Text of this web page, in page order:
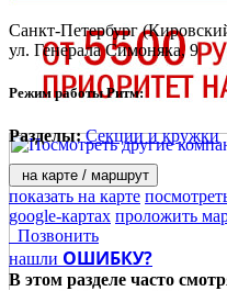
Санкт-Петербург
ул. Генерала Симоняка, 9
Режим работы Ритм:
Разделы: Секции и кружки
на карте / маршрут
показать на карте
google-картах проложить
Позвонить
нашли ОШИБКУ?
В этом разделе часто